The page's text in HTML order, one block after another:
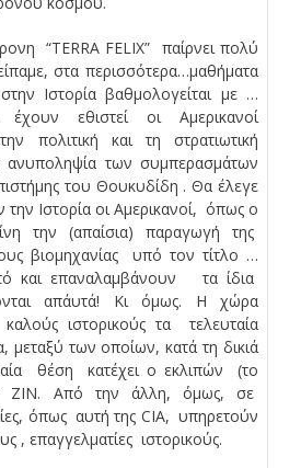
“TERRA FELIX” παίρνει πολύ
στα περισσότερα…μαθήματα
Ιστορία βαθμολογείται με …
εθιστεί οι Αμερικανοί
πολιτική και τη στρατιωτική
ανυποληψία των συμπερασμάτων
του Θουκυδίδη . Θα έλεγε
την Ιστορία οι Αμερικανοί, όπως ο
την (απαίσια) παραγωγή της
βιομηχανίας υπό τον τίτλο …
και επαναλαμβάνουν τα ίδια
απ΄αυτά! Κι όμως. Η χώρα
ιστορικούς τα τελευταία
μεταξύ των οποίων, κατά τη δικιά
θέση κατέχει ο εκλιπών (το
ΖΙΝ. Από την άλλη, όμως, σε
όπως αυτή της CIA, υπηρετούν
, επαγγελματίες ιστορικούς.